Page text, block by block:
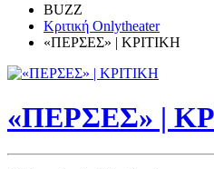
BUZZ
Κριτική Onlytheater
«ΠΕΡΣΕΣ» | ΚΡΙΤΙΚΗ
«ΠΕΡΣΕΣ» |